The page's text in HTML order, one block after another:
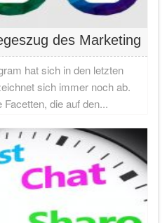
des Marketing
hat sich in den letzten
sich immer noch ab.
die auf den...